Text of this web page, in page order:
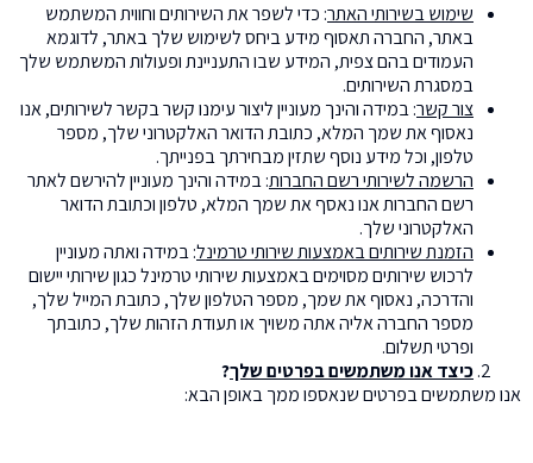
שימוש בשירותי האתר: כדי לשפר את השירותים וחווית המשתמש
באתר, החברה תאסוף מידע ביחס לשימוש שלך באתר, לדוגמא
העמודים בהם צפית, המידע שבו התעניינת ופעולות המשתמש שלך
במסגרת השירותים.
צור קשר: במידה והינך מעוניין ליצור עימנו קשר בקשר לשירותים, אנו
נאסוף את שמך המלא, כתובת הדואר האלקטרוני שלך, מספר
טלפון, וכל מידע נוסף שתזין מבחירתך בפנייתך.
הרשמה לשירותי רשם החברות: במידה והינך מעוניין להירשם לאתר
רשם החברות אנו נאסף את שמך המלא, טלפון וכתובת הדואר
האלקטרוני שלך.
הזמנת שירותים באמצעות שירותי טרמינל: במידה ואתה מעוניין
לרכוש שירותים מסוימים באמצעות שירותי טרמינל כגון שירותי יישום
והדרכה, נאסוף את שמך, מספר הטלפון שלך, כתובת המייל שלך,
מספר החברה אליה אתה משויך או תעודת הזהות שלך, כתובתך
ופרטי תשלום.
כיצד אנו משתמשים בפרטים שלך?
אנו משתמשים בפרטים שנאספו ממך באופן הבא: